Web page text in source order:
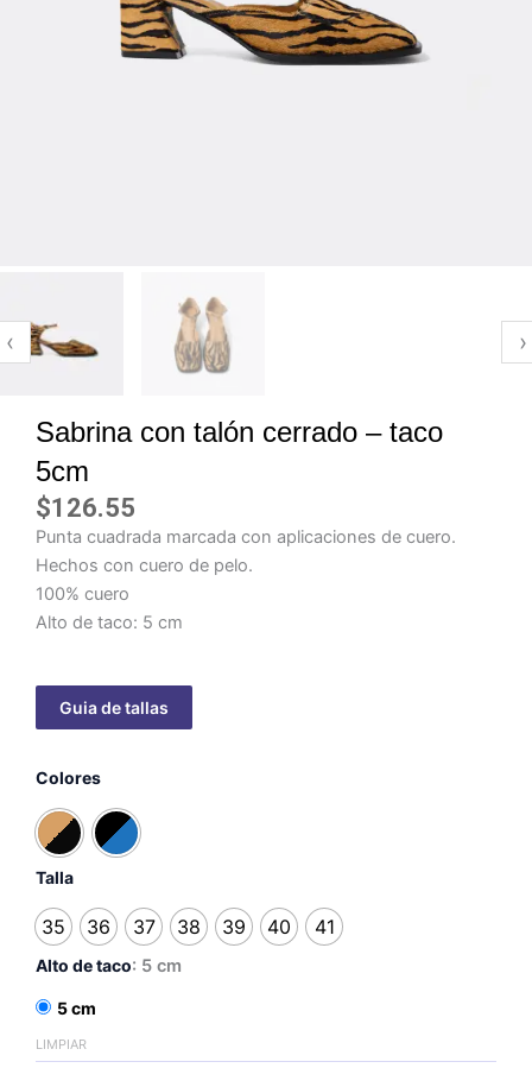
‹ ›
Sabrina con talón cerrado – taco
5cm
$126.55
Punta cuadrada marcada con aplicaciones de cuero.
Hechos con cuero de pelo.
100% cuero
Alto de taco: 5 cm
Colores
Talla
35 36 37 38 39 40 41
Alto de taco: 5 cm
5 cm
LIMPIAR
con
talón
cerrado
-
taco
cantidad